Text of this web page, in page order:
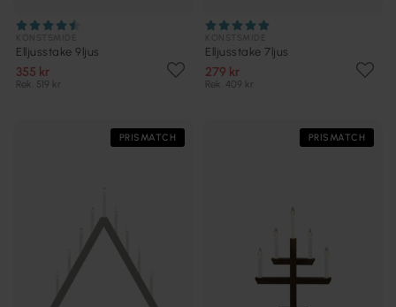
Elljusstake 9ljus
355 kr
Rek. 519 kr
Elljusstake 7ljus
279 kr
Rek. 409 kr
PRISMATCH PRISMATCH